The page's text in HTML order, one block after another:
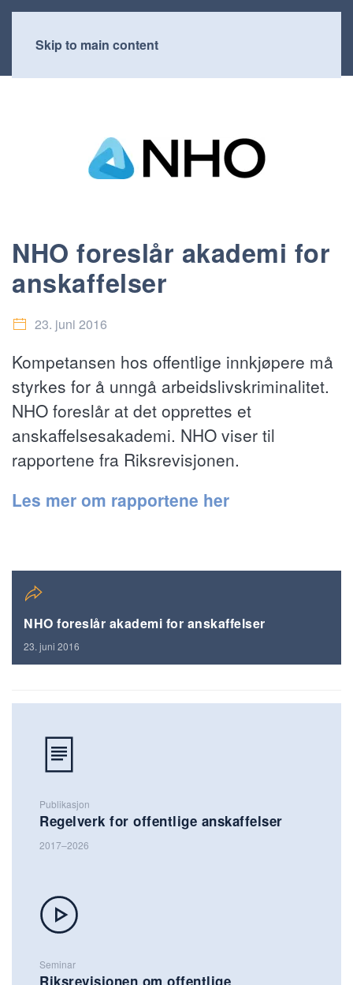
Skip to main content
NHO foreslår akademi for
anskaffelser
23. juni 2016
Kompetansen hos offentlige innkjøpere må
styrkes for å unngå arbeidslivskriminalitet.
NHO foreslår at det opprettes et
anskaffelsesakademi. NHO viser til
rapportene fra Riksrevisjonen.
Les mer om rapportene her
NHO foreslår akademi for anskaffelser
23. juni 2016
Publikasjon
Regelverk for offentlige anskaffelser
2017–2026
Seminar
Riksrevisjonen om offentlige